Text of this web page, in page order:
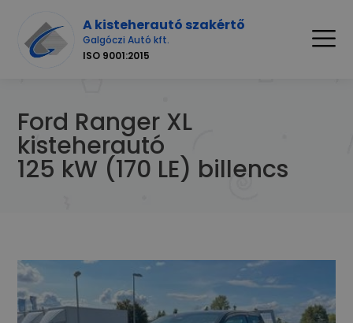
A kisteherautó szakértő
Galgóczi Autó kft.
ISO 9001:2015
Ford Ranger XL
kisteherautó
125 kW (170 LE) billencs